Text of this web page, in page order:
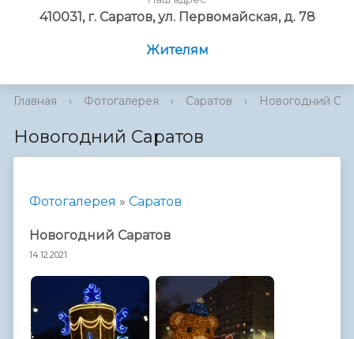
410031, г. Саратов, ул. Первомайская, д. 78
Жителям
Главная › Фотогалерея › Саратов › Hовогодний
Hовогодний Саратов
Фотогалерея » Саратов
Hовогодний Саратов
14.12.2021